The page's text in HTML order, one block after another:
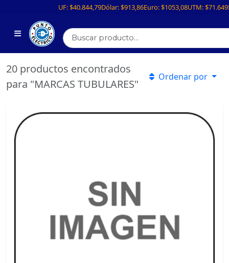
UF:$40.844,79Dólar:$913,86Euro:$1053,08UTM:$71.649
20 productos encontrados
para "MARCAS TUBULARES"
Ordenar por